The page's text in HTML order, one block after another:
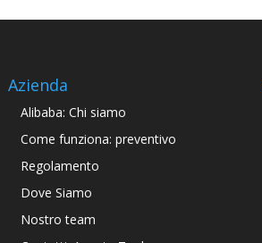
Azienda
Alibaba: Chi siamo
Come funziona: preventivo
Regolamento
Dove Siamo
Nostro team